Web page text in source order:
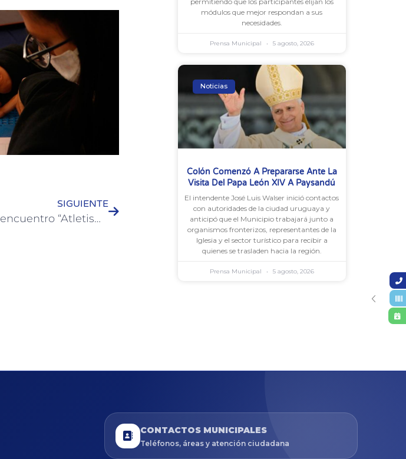
SIGUIENTE
Colón participó del encuentro “Atletismo desde tu lugar”
módulos que mejor respondan a sus
necesidades.
Prensa Municipal 5 agosto, 2026
Noticias
Colón Comenzó A Prepararse Ante La
Visita Del Papa León XIV A Paysandú
El intendente José Luis Walser inició contactos
con autoridades de la ciudad uruguaya y
anticipó que el Municipio trabajará junto a
organismos fronterizos, representantes de la
Iglesia y el sector turístico para recibir a
quienes se trasladen hacia la región.
Prensa Municipal 5 agosto, 2026
CONTACTOS MUNICIPALES
Teléfonos, áreas y atención ciudadana